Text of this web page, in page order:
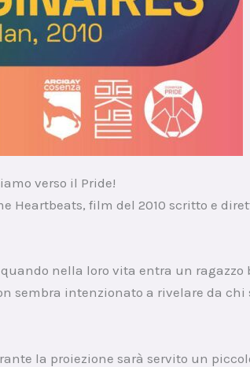
verso il Pride!
Heartbeats, film del 2010 scritto e
nella loro vita entra un ragazzo
sembra intenzionato a rivelare da chi
la proiezione sarà servito un